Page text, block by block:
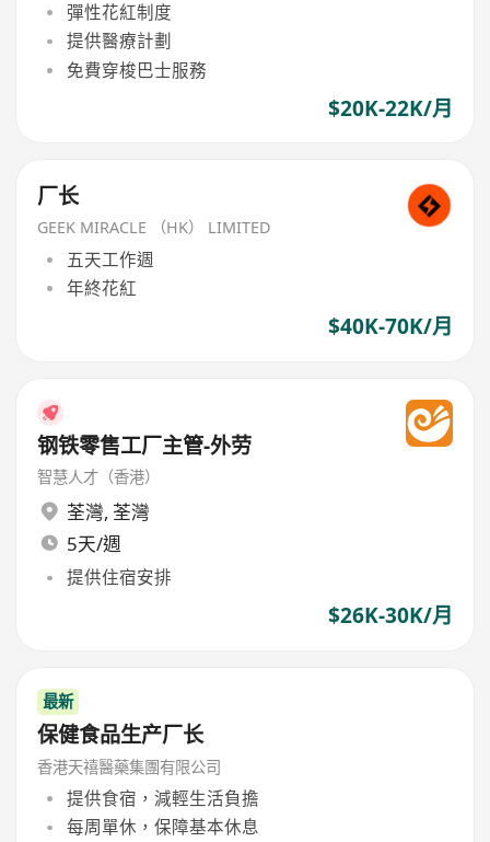
彈性花紅制度
提供醫療計劃
免費穿梭巴士服務
$20K-22K/月
厂长
GEEK MIRACLE （HK） LIMITED
五天工作週
年終花紅
$40K-70K/月
钢铁零售工厂主管-外劳
智慧人才（香港）
荃灣, 荃灣
5天/週
提供住宿安排
$26K-30K/月
最新
保健食品生产厂长
香港天禧醫藥集團有限公司
提供食宿，減輕生活負擔
每周單休，保障基本休息